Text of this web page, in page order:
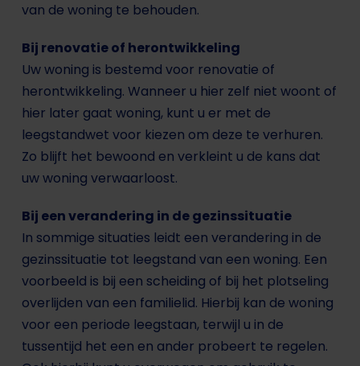
van de woning te behouden.
Bij renovatie of herontwikkeling
Uw woning is bestemd voor renovatie of
herontwikkeling. Wanneer u hier zelf niet woont of
hier later gaat woning, kunt u er met de
leegstandwet voor kiezen om deze te verhuren.
Zo blijft het bewoond en verkleint u de kans dat
uw woning verwaarloost.
Bij een verandering in de gezinssituatie
In sommige situaties leidt een verandering in de
gezinssituatie tot leegstand van een woning. Een
voorbeeld is bij een scheiding of bij het plotseling
overlijden van een familielid. Hierbij kan de woning
voor een periode leegstaan, terwijl u in de
tussentijd het een en ander probeert te regelen.